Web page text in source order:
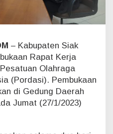
– Kabupaten Siak
Rapat Kerja
Olahraga
(Pordasi). Pembukaan
di Gedung Daerah
Jumat (27/1/2023)